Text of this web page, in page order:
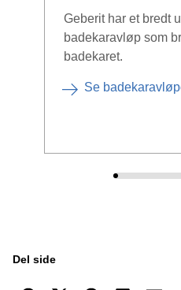
Geberit har et bredt
badekaravløp som
badekaret.
Se
Del side